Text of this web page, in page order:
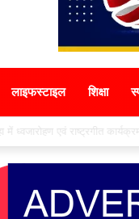
लाइफस्टाइल शिक्षा
में ध्वजारोहण एवं राष्ट्रगीत